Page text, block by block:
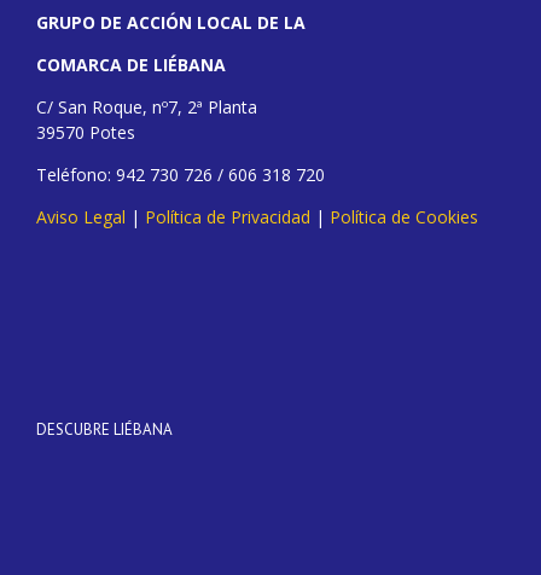
GRUPO DE ACCIÓN LOCAL DE LA
COMARCA DE LIÉBANA
C/ San Roque, nº7, 2ª Planta
39570 Potes
Teléfono: 942 730 726 / 606 318 720
Aviso Legal | Política de Privacidad | Política de Cookies
DESCUBRE LIÉBANA